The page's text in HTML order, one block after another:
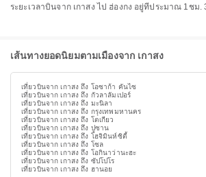
ระยะเวลาบินจาก เกาสง ไป ฮ่องกง อยู่ที่ประมาณ 1ชม.
เส้นทางยอดนิยมตามเมืองจาก เกาสง
เที่ยวบินจาก เกาสง ถึง โอซาก้า คันไซ
เที่ยวบินจาก เกาสง ถึง กัวลาลัมเปอร์
เที่ยวบินจาก เกาสง ถึง มะนิลา
เที่ยวบินจาก เกาสง ถึง กรุงเทพมหานคร
เที่ยวบินจาก เกาสง ถึง โตเกียว
เที่ยวบินจาก เกาสง ถึง ปูซาน
เที่ยวบินจาก เกาสง ถึง โฮจิมินห์ซิตี้
เที่ยวบินจาก เกาสง ถึง โซล
เที่ยวบินจาก เกาสง ถึง โอกินาว่านะฮะ
เที่ยวบินจาก เกาสง ถึง ซัปโปโร
เที่ยวบินจาก เกาสง ถึง ฮานอย